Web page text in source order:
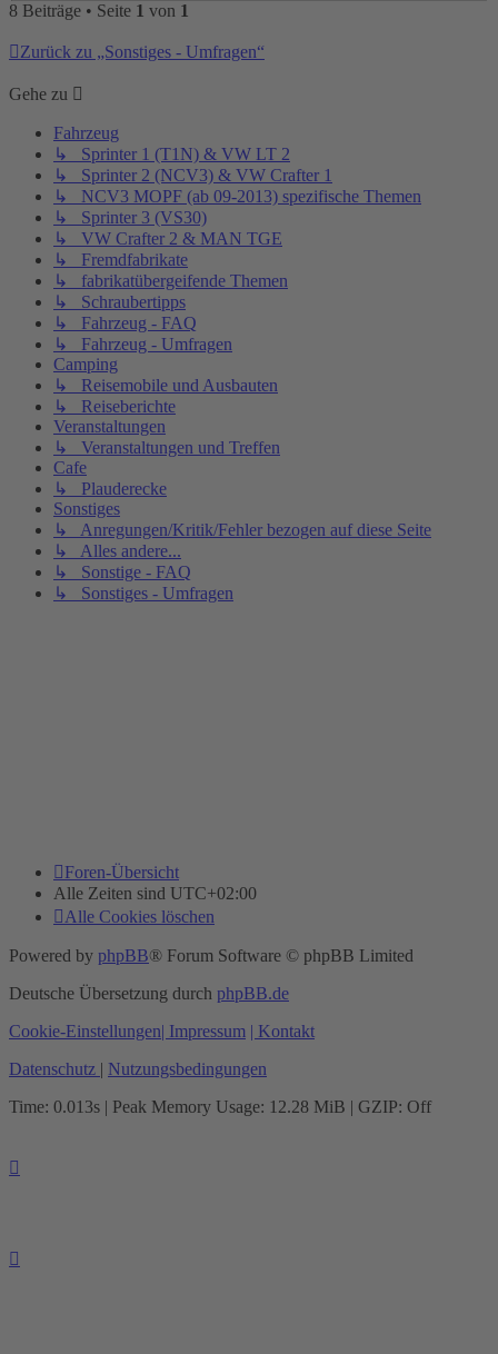
8 Beiträge • Seite 1 von 1
Zurück zu „Sonstiges - Umfragen“
Gehe zu
Fahrzeug
↳ Sprinter 1 (T1N) & VW LT 2
↳ Sprinter 2 (NCV3) & VW Crafter 1
↳ NCV3 MOPF (ab 09-2013) spezifische Themen
↳ Sprinter 3 (VS30)
↳ VW Crafter 2 & MAN TGE
↳ Fremdfabrikate
↳ fabrikatübergeifende Themen
↳ Schraubertipps
↳ Fahrzeug - FAQ
↳ Fahrzeug - Umfragen
Camping
↳ Reisemobile und Ausbauten
↳ Reiseberichte
Veranstaltungen
↳ Veranstaltungen und Treffen
Cafe
↳ Plauderecke
Sonstiges
↳ Anregungen/Kritik/Fehler bezogen auf diese Seite
↳ Alles andere...
↳ Sonstige - FAQ
↳ Sonstiges - Umfragen
Foren-Übersicht
Alle Zeiten sind UTC+02:00
Alle Cookies löschen
Powered by phpBB® Forum Software © phpBB Limited
Deutsche Übersetzung durch phpBB.de
Cookie-Einstellungen| Impressum | Kontakt
Datenschutz | Nutzungsbedingungen
Time: 0.013s | Peak Memory Usage: 12.28 MiB | GZIP: Off